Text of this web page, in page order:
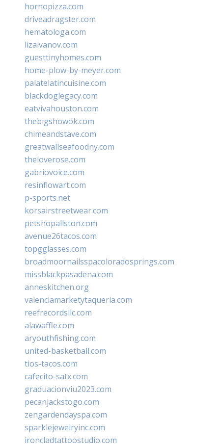
hornopizza.com
driveadragster.com
hematologa.com
lizaivanov.com
guesttinyhomes.com
home-plow-by-meyer.com
palatelatincuisine.com
blackdoglegacy.com
eatvivahouston.com
thebigshowok.com
chimeandstave.com
greatwallseafoodny.com
theloverose.com
gabriovoice.com
resinflowart.com
p-sports.net
korsairstreetwear.com
petshopallston.com
avenue26tacos.com
topgglasses.com
broadmoornailsspacoloradosprings.com
missblackpasadena.com
anneskitchen.org
valenciamarketytaqueria.com
reefrecordsllc.com
alawaffle.com
aryouthfishing.com
united-basketball.com
tios-tacos.com
cafecito-satx.com
graduacionviu2023.com
pecanjackstogo.com
zengardendayspa.com
sparklejewelryinc.com
ironcladtattoostudio.com